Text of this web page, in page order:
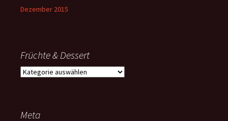
Dezember 2015
Früchte & Dessert
Früchte
Meta